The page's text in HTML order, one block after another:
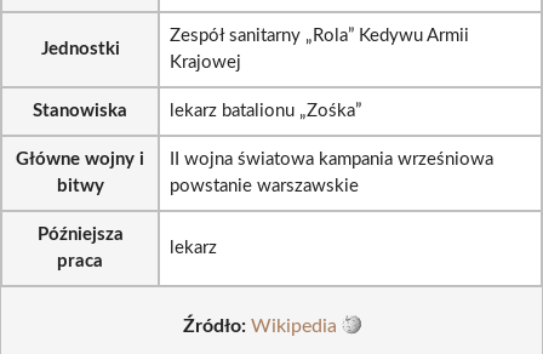
Jednostki
Zespół sanitarny „Rola” Kedywu Armii
Krajowej
Stanowiska lekarz batalionu „Zośka”
Główne wojny i
bitwy
II wojna światowa kampania wrześniowa
powstanie warszawskie
Późniejsza
praca
lekarz
Źródło: Wikipedia